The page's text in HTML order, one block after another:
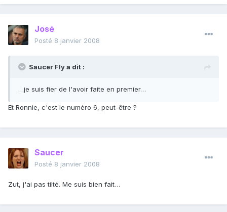
José
Posté 8 janvier 2008
Saucer Fly a dit :
…je suis fier de l'avoir faite en premier…
Et Ronnie, c'est le numéro 6, peut-être ?
Saucer
Posté 8 janvier 2008
Zut, j'ai pas tilté. Me suis bien fait…